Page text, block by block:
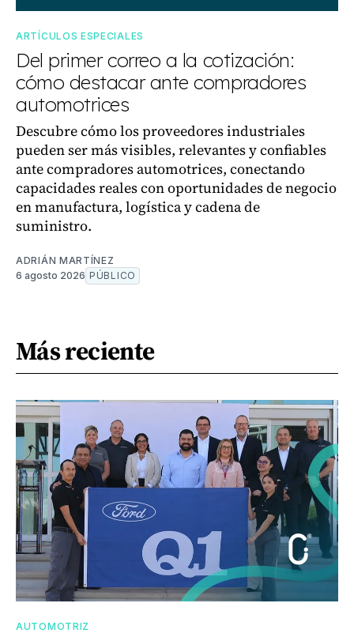
ARTÍCULOS ESPECIALES
Del primer correo a la cotización:
cómo destacar ante compradores
automotrices
Descubre cómo los proveedores industriales
pueden ser más visibles, relevantes y confiables
ante compradores automotrices, conectando
capacidades reales con oportunidades de negocio
en manufactura, logística y cadena de
suministro.
ADRIÁN MARTÍNEZ
6 agosto 2026 PÚBLICO
Más reciente
AUTOMOTRIZ